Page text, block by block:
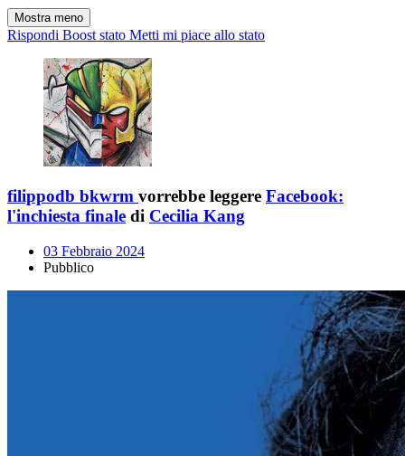
Mostra meno
Rispondi Boost stato Metti mi piace allo stato
filippodb bkwrm vorrebbe leggere Facebook:
l'inchiesta finale di Cecilia Kang
03 Febbraio 2024
Pubblico